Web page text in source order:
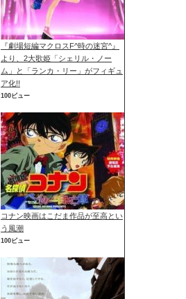
『劇場短編マクロスF^時の迷宮^』
より、2大歌姫「シェリル・ノー
ム」と「ランカ・リー」がフィギュ
ア化!!
100ビュー
コナン映画はこだま作品が至高とい
う風潮
100ビュー